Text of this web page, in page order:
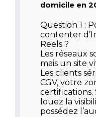
domicile en
Question 1 :
contenter
Reels ?
Les réseaux
mais un site
Les clients
CGV, votre
certifications.
louez la
possédez